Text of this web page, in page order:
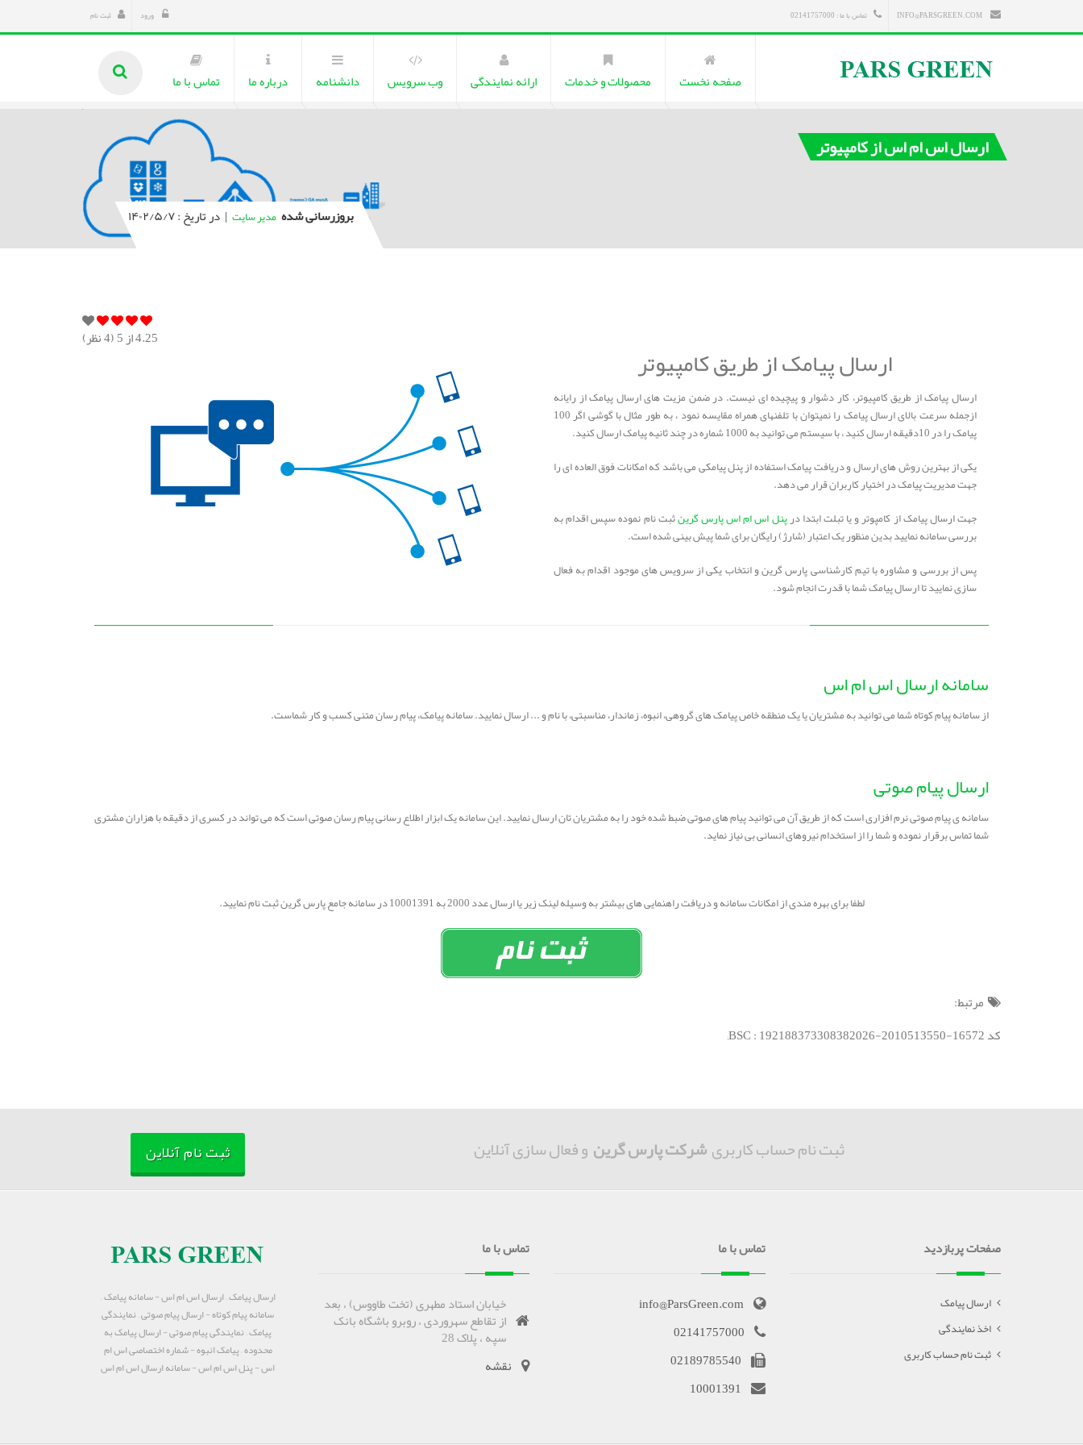
تماس با ما : 02141757000 ورود ثبت نام
صفحه نخست محصولات و خدمات ارائه نمایندگی وب سرویس دانشنامه درباره ما تماس با ما
ارسال اس ام اس از کامپیوتر
بروزرسانی شده مدیر سایت | در تاریخ : ۱۴۰۲/۵/۷
4.25از 5 ( 4نظر)
ارسال پیامک از طریق کامپیوتر
ارسال پیامک از طریق کامپیوتر، کار دشوار و پیچیده ای نیست. در ضمن مزیت های ارسال پیامک از رایانه
ازجمله سرعت بالای ارسال پیامک را نمیتوان با تلفنهای همراه مقایسه نمود ، به طور مثال با گوشی اگر 100
پیامک را در 10دقیقه ارسال کنید ، با سیستم می توانید به 1000 شماره در چند ثانیه پیامک ارسال کنید.
یکی از بهترین روش های ارسال و دریافت پیامک استفاده از پنل پیامکی می باشد که امکانات فوق العاده ای را
جهت مدیریت پیامک در اختیار کاربران قرار می دهد.
جهت ارسال پیامک از کامپوتر و یا تبلت ابتدا درپنل اس ام اس پارس گرینثبت نام نموده سپس اقدام به
بررسی سامانه نمایید بدین منظور یک اعتبار (شارژ) رایگان برای شما پیش بینی شده است.
پس از بررسی و مشاوره با تیم کارشناسی پارس گرین و انتخاب یکی از سرویس های موجود اقدام به فعال
سازی نمایید تا ارسال پیامک شما با قدرت انجام شود.
سامانه ارسال اس ام اس
از سامانه پیام کوتاه شما می توانید به مشتریان یا یک منطقه خاص پیامک های گروهی، انبوه، زماندار، مناسبتی، با نام و ... ارسال نمایید. سامانه پیامک، پیام رسان متنی کسب و کار شماست.
ارسال پیام صوتی
سامانه ی پیام صوتی نرم افزاری است که از طریق آن می توانید پیام های صوتی ضبط شده خود را به مشتریان تان ارسال نمایید. این سامانه یک ابزار اطلاع رسانی پیام رسان صوتی است که می تواند در کسری از دقیقه با هزاران مشتری
شما تماس برقرار نموده و شما را از استخدام نیروهای انسانی بی نیاز نماید.
لطفا برای بهره مندی از امکانات سامانه و دریافت راهنمایی های بیشتر به وسیله لینک زیر یا ارسال عدد 2000 به 10001391 در سامانه جامع پارس گرین ثبت نام نمایید.
مرتبط:
کد BSC : 192188373308382026-2010513550-16572;
ثبت نام حساب کاربریشرکت پارس گرین و فعال سازی آنلاین ثبت نام آنلاین
صفحات پربازدید
ارسال پیامک
اخذ نمایندگی
ثبت نام حساب کاربری
تماس با ما
info@ParsGreen.com
02141757000
02189785540
10001391
تماس با ما
خیابان استاد مطهری (تخت طاووس) ، بعد
از تقاطع سهروردی ، روبرو باشگاه بانک
سپه ، پلاک 28
نقشه
ارسال پیامک – ارسال اس ام اس - سامانه پیامک –
سامانه پیام کوتاه - ارسال پیام صوتی – نمایندگی
پیامک – نمایندگی پیام صوتی - ارسال پیامک به
محدوده – پیامک انبوه - شماره اختصاصی اس ام
اس - پنل اس ام اس - سامانه ارسال اس ام اس